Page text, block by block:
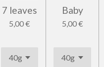
7 leaves
5,00 €
Baby
5,00 €